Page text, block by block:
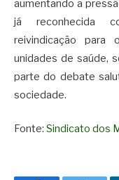
aumentando a
já reconhecida
reivindicação para
unidades de saúde,
parte do debate
sociedade.
Fonte: Sindicato dos